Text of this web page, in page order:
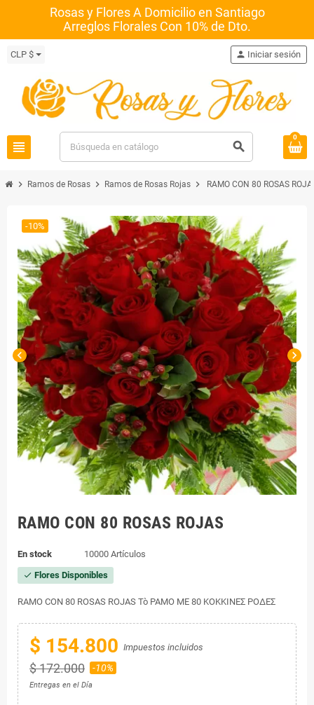
Rosas y Flores A Domicilio en Santiago
Arreglos Florales Con 10% de Dto.
CLP $
view_headline search
person Iniciar sesión
0
chevron_right Ramos de Rosas chevron_right Ramos de Rosas Rojas chevron_right RAMO CON 80 ROSAS
chevron_left chevron_right
-10%
RAMO CON 80 ROSAS ROJAS
En stock 10000 Artículos
check Flores Disponibles
RAMO CON 80 ROSAS ROJAS Τὸ ΡΑΜΟ ΜΕ 80 ΚΟΚΚΙΝΕΣ ΡΟΔΕΣ
$ 154.800 Impuestos incluidos
$ 172.000 -10%
Entregas en el Día